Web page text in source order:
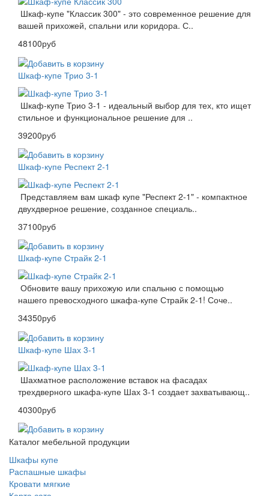
Шкаф-купе "Классик 300" - это современное решение для
вашей прихожей, спальни или коридора. С..
48100руб
Шкаф-купе Трио 3-1
Шкаф-купе Трио 3-1 - идеальный выбор для тех, кто ищет
стильное и функциональное решение для ..
39200руб
Шкаф-купе Респект 2-1
Представляем вам шкаф купе "Респект 2-1" - компактное
двухдверное решение, созданное специаль..
37100руб
Шкаф-купе Страйк 2-1
Обновите вашу прихожую или спальню с помощью
нашего превосходного шкафа-купе Страйк 2-1! Соче..
34350руб
Шкаф-купе Шах 3-1
Шахматное расположение вставок на фасадах
трехдверного шкафа-купе Шах 3-1 создает захватывающ..
40300руб
Каталог мебельной продукции
Шкафы купе
Распашные шкафы
Кровати мягкие